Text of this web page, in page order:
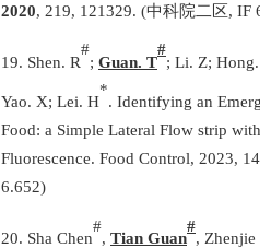
2020, 219, 121329. (中科院二区, IF
19 . Shen. R
#
; Guan. T
#
; Li. Z; Hong.
Yao. X; Lei. H
*
. Identifying an
Food: a Simple Lateral Flow strip with
Fluorescence. Food Control, 2023,
6.652)
20 . Sha Chen
#
Tian Guan
#
, Zhenjie